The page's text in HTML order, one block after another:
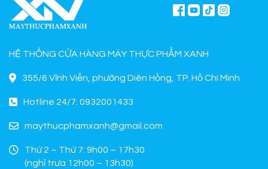
HỆ THỐNG CỬA HÀNG MÁY THỰC PHẨM XANH
355/6 Vĩnh Viễn, phường Diên Hồng, TP. Hồ Chí Minh
Hotline 24/7: 0932001433
maythucphamxanh@gmail.com
Thứ 2 – Thứ 7: 9h00 – 17h30
(nghỉ trưa 12h00 – 13h30)